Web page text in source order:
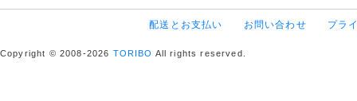
配送とお支払い お問い合わせ プラ
Copyright © 2008-2026 TORIBO All rights reserved.